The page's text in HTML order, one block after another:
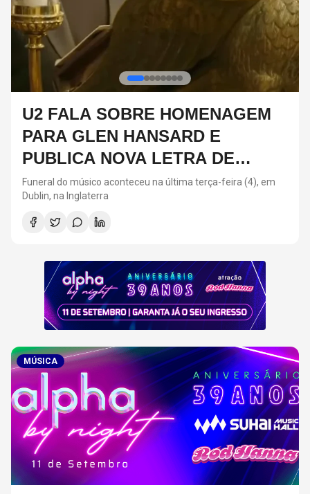
DIA DOS PAIS: ARTISTAS QUE
SEGUIRAM OS PASSOS DOS
PAIS NA MÚSICA
Neste ano, o Dia dos Pais acontece neste domingo (9)
MÚSICA